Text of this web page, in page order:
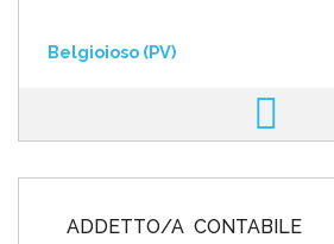
Belgioioso (PV)
ADDETTO/A CONTABILE